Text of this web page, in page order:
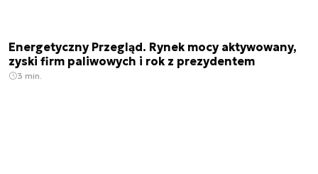
Energetyczny Przegląd. Rynek mocy aktywowany,
zyski firm paliwowych i rok z prezydentem
3 min.